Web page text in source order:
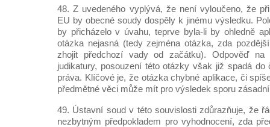
48. Z uvedeného vyplývá, že není vyloučeno, že
EU by obecné soudy dospěly k jinému výsledku.
by přicházelo v úvahu, teprve byla-li by ohledně
otázka nejasná (tedy zejména otázka, zda
zhojit předchozí vady od začátku). Odpověď
judikatury, posouzení této otázky však již spadá do
práva. Klíčové je, že otázka chybné aplikace, či
předmětné věci může mít pro výsledek sporu
49. Ústavní soud v této souvislosti zdůrazňuje, že
nezbytným předpokladem pro vyhodnocení, zda